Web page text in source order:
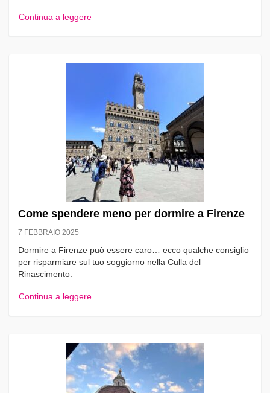
Continua a leggere
Come spendere meno per dormire a Firenze
7 FEBBRAIO 2025
Dormire a Firenze può essere caro… ecco qualche consiglio
per risparmiare sul tuo soggiorno nella Culla del
Rinascimento.
Continua a leggere